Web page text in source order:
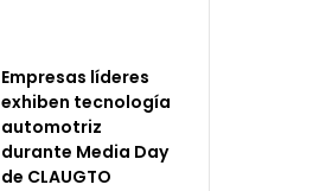
Empresas líderes
exhiben tecnología
automotriz
durante Media Day
de CLAUGTO